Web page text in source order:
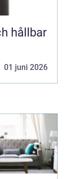
01 juni 2026